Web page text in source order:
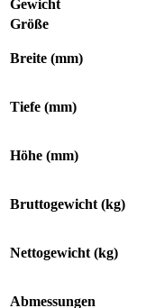
Gewicht
Größe
Breite (mm)
Tiefe (mm)
Höhe (mm)
Bruttogewicht (kg)
Nettogewicht (kg)
Abmessungen